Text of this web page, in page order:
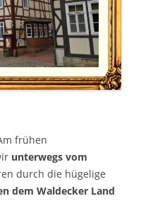
frühen
unterwegs vom
durch die hügelige
dem Waldecker Land